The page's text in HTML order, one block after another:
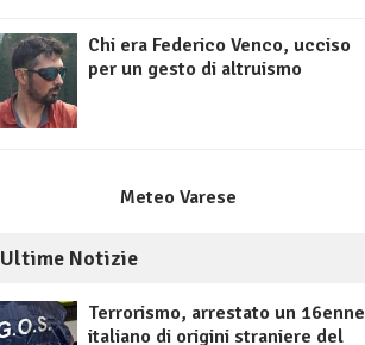
Chi era Federico Venco, ucciso
per un gesto di altruismo
Meteo Varese
Ultime Notizie
Terrorismo, arrestato un 16enne
italiano di origini straniere del